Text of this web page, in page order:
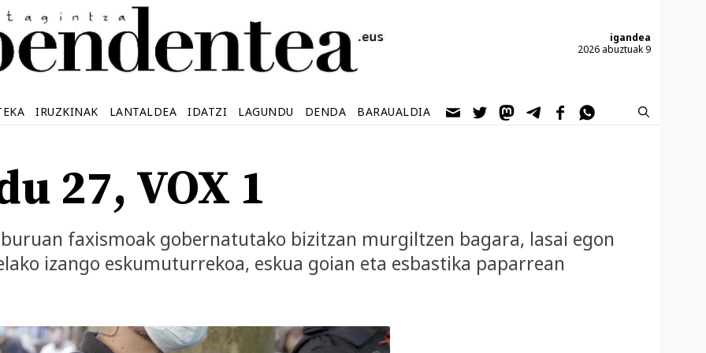
igandea
2026 abuztuak 9
IRUZKINAK LANTALDEA IDATZI LAGUNDU DENDA BARAUALDIA
27, VOX 1
faxismoak gobernatutako bizitzan murgiltzen bagara, lasai egon
izango eskumuturrekoa, eskua goian eta esbastika paparrean